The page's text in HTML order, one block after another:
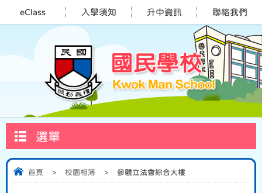
eClass 入學須知 升中資訊 聯絡我們
選單
首頁 > 校園相簿 > 參觀立法會綜合大樓